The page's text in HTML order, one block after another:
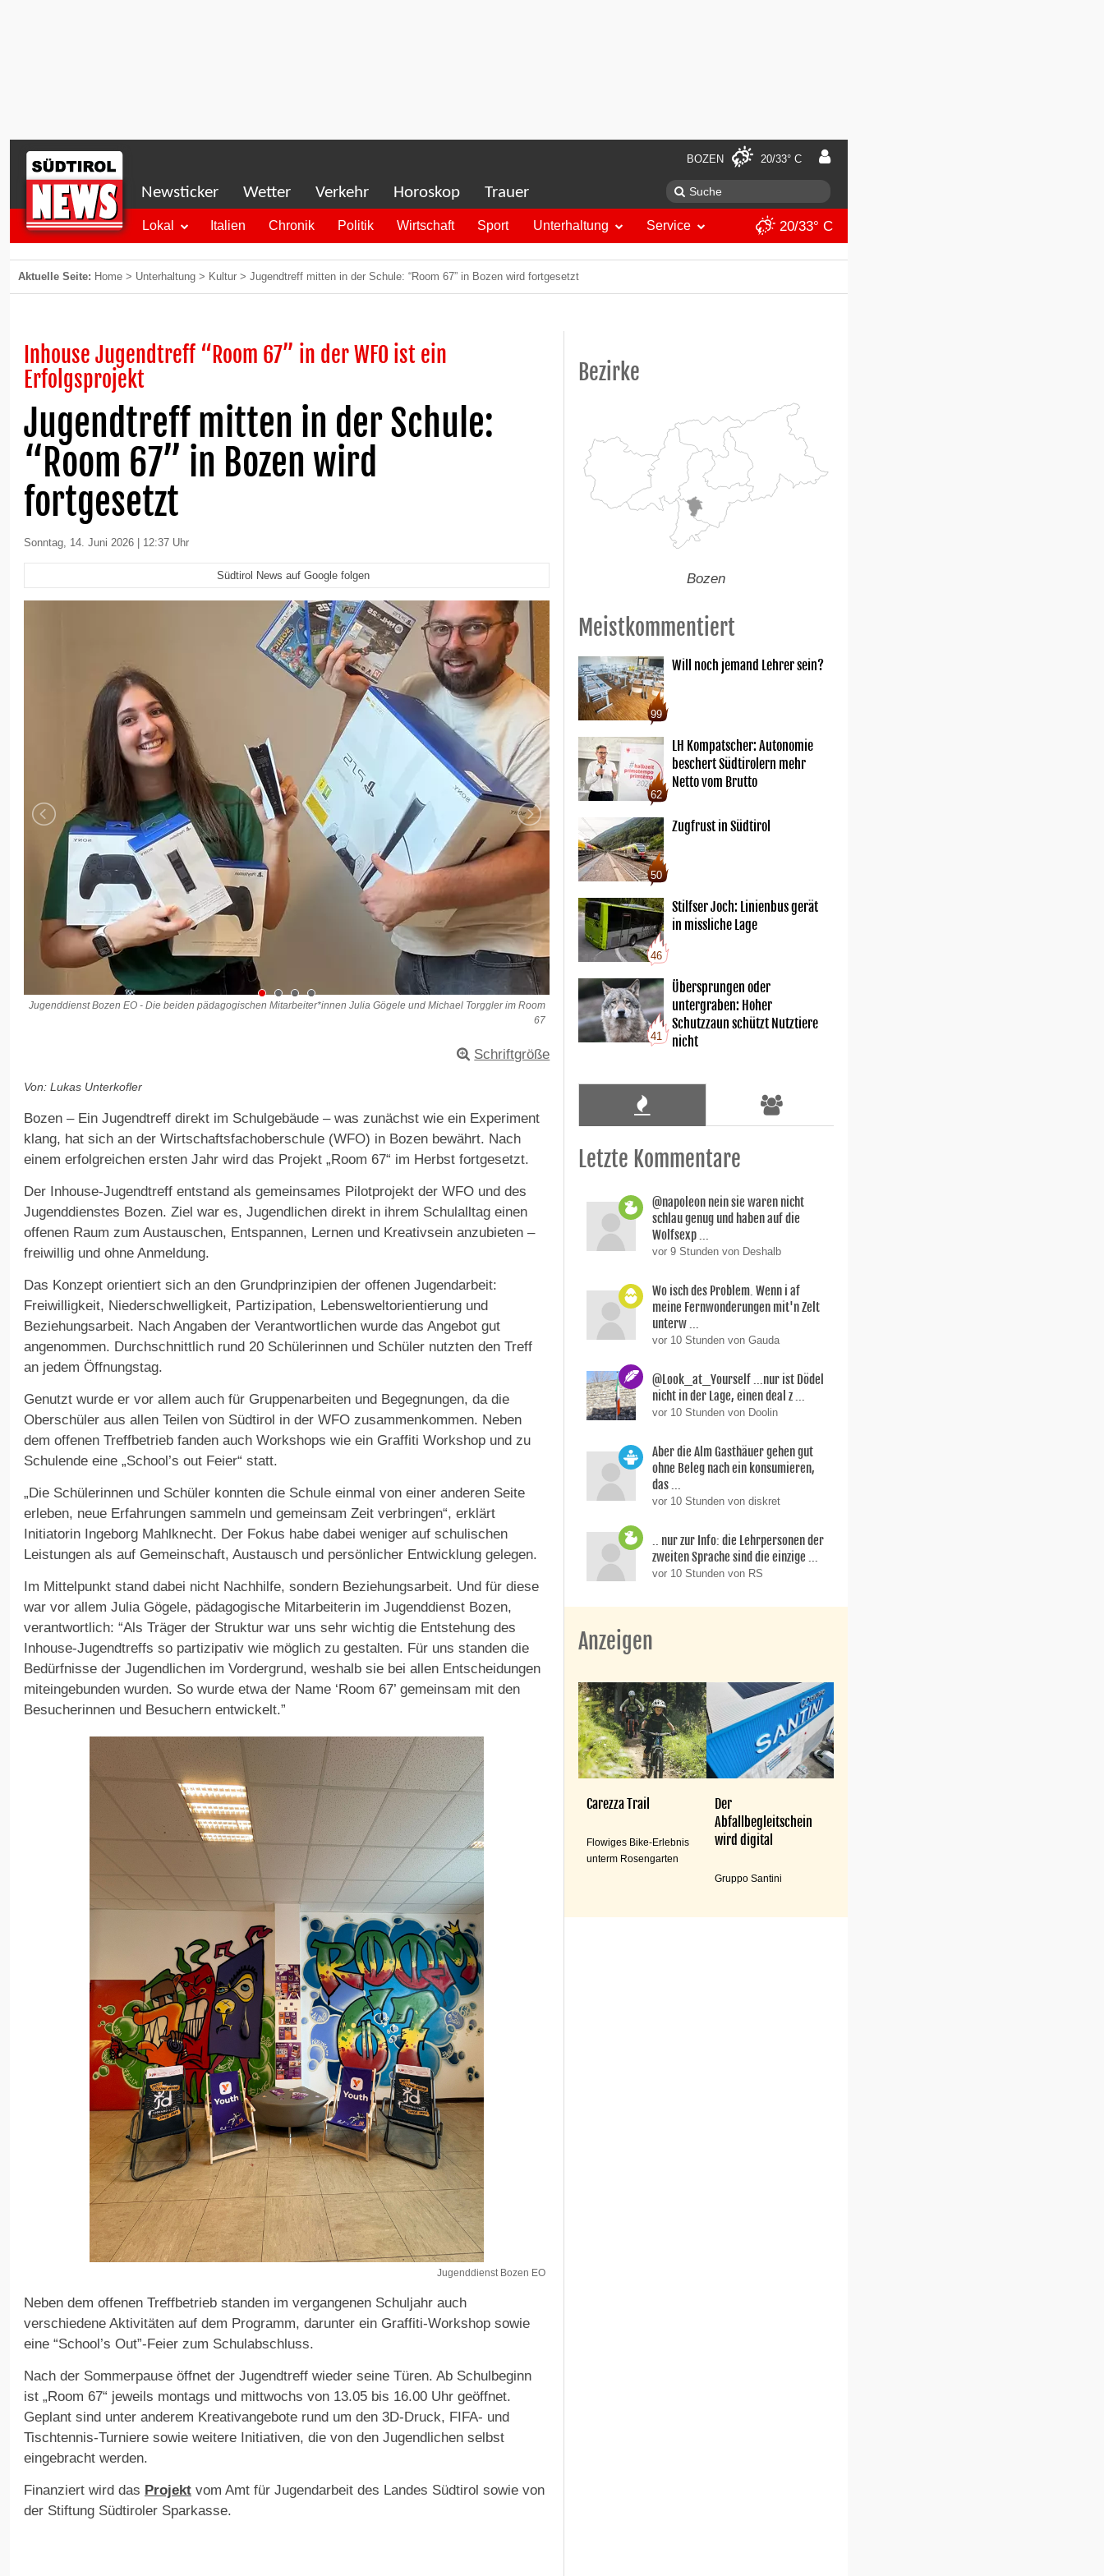
BOZEN 20/33° C
Newsticker Wetter Verkehr Horoskop Trauer
Lokal Italien Chronik Politik Wirtschaft Sport Unterhaltung Service 20/33° C
Aktuelle Seite: Home > Unterhaltung > Kultur > Jugendtreff mitten in der Schule: “Room 67” in Bozen wird fortgesetzt
Inhouse Jugendtreff “Room 67” in der WFO ist ein
Erfolgsprojekt
Jugendtreff mitten in der Schule:
“Room 67” in Bozen wird
fortgesetzt
Sonntag, 14. Juni 2026 | 12:37 Uhr
Südtirol News auf Google folgen
Jugenddienst Bozen EO - Die beiden pädagogischen Mitarbeiter*innen Julia Gögele und Michael Torggler im Room
67
Schriftgröße
Von: Lukas Unterkofler
Bozen – Ein Jugendtreff direkt im Schulgebäude – was zunächst wie ein Experiment
klang, hat sich an der Wirtschaftsfachoberschule (WFO) in Bozen bewährt. Nach
einem erfolgreichen ersten Jahr wird das Projekt „Room 67“ im Herbst fortgesetzt.
Der Inhouse-Jugendtreff entstand als gemeinsames Pilotprojekt der WFO und des
Jugenddienstes Bozen. Ziel war es, Jugendlichen direkt in ihrem Schulalltag einen
offenen Raum zum Austauschen, Entspannen, Lernen und Kreativsein anzubieten –
freiwillig und ohne Anmeldung.
Das Konzept orientiert sich an den Grundprinzipien der offenen Jugendarbeit:
Freiwilligkeit, Niederschwelligkeit, Partizipation, Lebensweltorientierung und
Beziehungsarbeit. Nach Angaben der Verantwortlichen wurde das Angebot gut
angenommen. Durchschnittlich rund 20 Schülerinnen und Schüler nutzten den Treff
an jedem Öffnungstag.
Genutzt wurde er vor allem auch für Gruppenarbeiten und Begegnungen, da die
Oberschüler aus allen Teilen von Südtirol in der WFO zusammenkommen. Neben
dem offenen Treffbetrieb fanden auch Workshops wie ein Graffiti Workshop und zu
Schulende eine „School’s out Feier“ statt.
„Die Schülerinnen und Schüler konnten die Schule einmal von einer anderen Seite
erleben, neue Erfahrungen sammeln und gemeinsam Zeit verbringen“, erklärt
Initiatorin Ingeborg Mahlknecht. Der Fokus habe dabei weniger auf schulischen
Leistungen als auf Gemeinschaft, Austausch und persönlicher Entwicklung gelegen.
Im Mittelpunkt stand dabei nicht Nachhilfe, sondern Beziehungsarbeit. Und für diese
war vor allem Julia Gögele, pädagogische Mitarbeiterin im Jugenddienst Bozen,
verantwortlich: “Als Träger der Struktur war uns sehr wichtig die Entstehung des
Inhouse-Jugendtreffs so partizipativ wie möglich zu gestalten. Für uns standen die
Bedürfnisse der Jugendlichen im Vordergrund, weshalb sie bei allen Entscheidungen
miteingebunden wurden. So wurde etwa der Name ‘Room 67’ gemeinsam mit den
Besucherinnen und Besuchern entwickelt.”
Jugenddienst Bozen EO
Neben dem offenen Treffbetrieb standen im vergangenen Schuljahr auch
verschiedene Aktivitäten auf dem Programm, darunter ein Graffiti-Workshop sowie
eine “School’s Out”-Feier zum Schulabschluss.
Nach der Sommerpause öffnet der Jugendtreff wieder seine Türen. Ab Schulbeginn
ist „Room 67“ jeweils montags und mittwochs von 13.05 bis 16.00 Uhr geöffnet.
Geplant sind unter anderem Kreativangebote rund um den 3D-Druck, FIFA- und
Tischtennis-Turniere sowie weitere Initiativen, die von den Jugendlichen selbst
eingebracht werden.
Finanziert wird das Projekt vom Amt für Jugendarbeit des Landes Südtirol sowie von
der Stiftung Südtiroler Sparkasse.
Bezirke
Bozen
Meistkommentiert
99
Will noch jemand Lehrer sein?
62
LH Kompatscher: Autonomie
beschert Südtirolern mehr
Netto vom Brutto
50
Zugfrust in Südtirol
46
Stilfser Joch: Linienbus gerät
in missliche Lage
41
Übersprungen oder
untergraben: Hoher
Schutzzaun schützt Nutztiere
nicht
Letzte Kommentare
@napoleon nein sie waren nicht
schlau genug und haben auf die
Wolfsexp ...
vor 9 Stunden von Deshalb
Wo isch des Problem. Wenn i af
meine Fernwonderungen mit'n Zelt
unterw ...
vor 10 Stunden von Gauda
@Look_at_Yourself ...nur ist Dödel
nicht in der Lage, einen deal z ...
vor 10 Stunden von Doolin
Aber die Alm Gasthäuer gehen gut
ohne Beleg nach ein konsumieren,
das ...
vor 10 Stunden von diskret
.. nur zur Info: die Lehrpersonen der
zweiten Sprache sind die einzige ...
vor 10 Stunden von RS
Anzeigen
Carezza Trail
Flowiges Bike-Erlebnis
unterm Rosengarten
Der
Abfallbegleitschein
wird digital
Gruppo Santini